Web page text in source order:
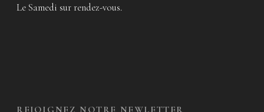
Le Samedi sur rendez-vous.
REJOIGNEZ NOTRE NEWLETTER